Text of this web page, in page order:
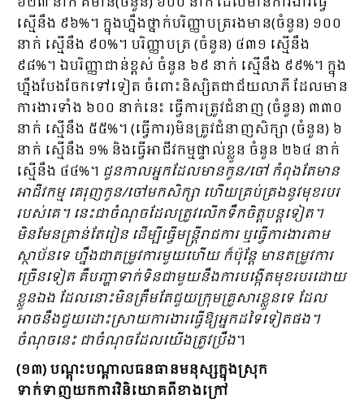
ស្មើនឹង ៩៦%។ ក្នុងហ្នឹងថ្នាក់បរិញ្ញាបត្ររងមាន(ចំនួន) ១០០
នាក់ ស្មើនឹង ៩០%។ បរិញ្ញាបត្រ (ចំនួន) ៤៣១ ស្មើនឹង
៩៨%។ ឯបរិញ្ញាជាន់ខ្ពស់ ចំនួន ៦៩ នាក់ ស្មើនឹង ៩៩%។ ក្នុង
ហ្នឹងបែងចែកទៅទៀត ចំពោះនិស្សិតជាជ័យលាភី ដែលមាន
ការងារទាំង ៦០០ នាក់នេះ ធ្វើការត្រូវជំនាញ (ចំនួន) ៣៣០
នាក់ ស្មើនឹង ៥៥%។ (ធ្វើការ)មិនត្រូវជំនាញសិក្សា (ចំនួន) ៦
នាក់ ស្មើនឹង ១% និងធ្វើអាជីវកម្មផ្ទាល់ខ្លួន ចំនួន ២៦៤ នាក់
ស្មើនឹង ៤៤%។ ជួនកាលអ្នកដែលមានកូន/ចៅ កំពុងតែមាន
អាជីវកម្ម គេរុញកូន/ចៅមកសិក្សា ហើយគ្រប់គ្រងនូវមុខរបរ
របស់គេ។ នេះជាចំណុចដែលត្រូវលើកទឹកចិត្តបន្តទៀត។
មិនមែនគ្រាន់តែរៀន ដើម្បីធ្វើមន្ត្រីរាជការ ឬធ្វើការងារតាម
ស្ថាប័នទេ ហ្នឹងជាតម្រូវការមួយហើយ ក៏ប៉ុន្តែ មានតម្រូវការ
ច្រើនទៀត គឺបញ្ហាទាក់ទិនជាមួយនឹងការបង្កើតមុខរបរដោយ
ខ្លួនឯង ដែលនោះមិនត្រឹមតែជួយក្រុមគ្រួសារខ្លួនទេ ដែល
អាចនឹងជួយដោះស្រាយការងារធ្វើឱ្យអ្នកដទៃទៀតផង។
ចំណុចនេះ ជាចំណុចដែលយើងត្រូវប្រឹង។
(១៣) បណ្តុះបណ្តាលធនធានមនុស្សក្នុងស្រុក
ទាក់ទាញយកការវិនិយោគពីខាងក្រៅ